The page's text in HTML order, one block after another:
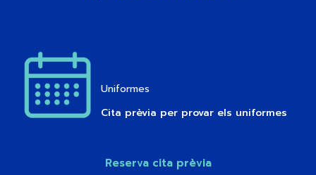
Uniformes
Cita prèvia per provar els uniformes
Reserva cita prèvia